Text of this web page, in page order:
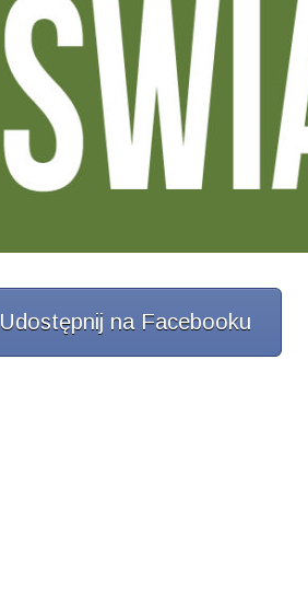
Udostępnij na Facebooku